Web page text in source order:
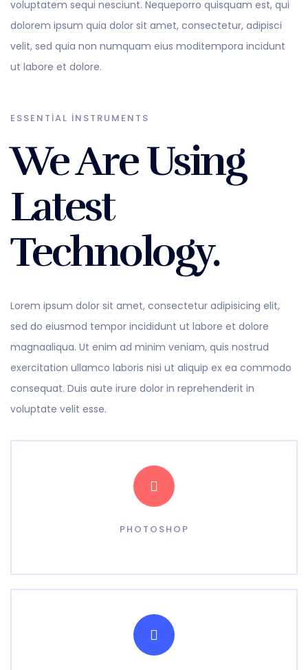
voluptatem sequi nesciunt. Nequeporro quisquam est, qui
dolorem ipsum quia dolor sit amet, consectetur, adipisci
velit, sed quia non numquam eius moditempora incidunt
ut labore et dolore.
ESSENTIAL INSTRUMENTS
We Are Using
Latest
Technology.
Lorem ipsum dolor sit amet, consectetur adipisicing elit,
sed do eiusmod tempor incididunt ut labore et dolore
magnaaliqua. Ut enim ad minim veniam, quis nostrud
exercitation ullamco laboris nisi ut aliquip ex ea commodo
consequat. Duis aute irure dolor in reprehenderit in
voluptate velit esse.
PHOTOSHOP